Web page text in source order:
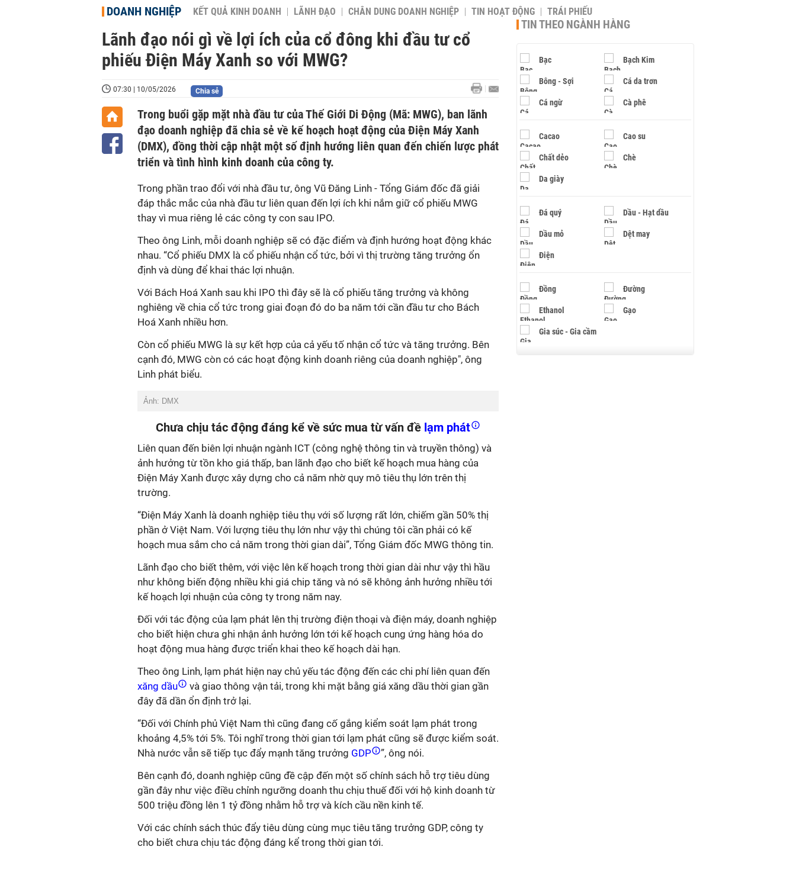
DOANH NGHIỆP KẾT QUẢ KINH DOANH LÃNH ĐẠO CHÂN DUNG DOANH NGHIỆP TIN HOẠT ĐỘNG TRÁI PHIẾU
Lãnh đạo nói gì về lợi ích của cổ đông khi đầu tư cổ
phiếu Điện Máy Xanh so với MWG?
07:30 | 10/05/2026 Chia sẻ
Trong buổi gặp mặt nhà đầu tư của Thế Giới Di Động (Mã: MWG), ban lãnh
đạo doanh nghiệp đã chia sẻ về kế hoạch hoạt động của Điện Máy Xanh
(DMX), đồng thời cập nhật một số định hướng liên quan đến chiến lược phát
triển và tình hình kinh doanh của công ty.
Trong phần trao đổi với nhà đầu tư, ông Vũ Đăng Linh - Tổng Giám đốc đã giải
đáp thắc mắc của nhà đầu tư liên quan đến lợi ích khi nắm giữ cổ phiếu MWG
thay vì mua riêng lẻ các công ty con sau IPO.
Theo ông Linh, mỗi doanh nghiệp sẽ có đặc điểm và định hướng hoạt động khác
nhau. “Cổ phiếu DMX là cổ phiếu nhận cổ tức, bởi vì thị trường tăng trưởng ổn
định và dùng để khai thác lợi nhuận.
Với Bách Hoá Xanh sau khi IPO thì đây sẽ là cổ phiếu tăng trưởng và không
nghiêng về chia cổ tức trong giai đoạn đó do ba năm tới cần đầu tư cho Bách
Hoá Xanh nhiều hơn.
Còn cổ phiếu MWG là sự kết hợp của cả yếu tố nhận cổ tức và tăng trưởng. Bên
cạnh đó, MWG còn có các hoạt động kinh doanh riêng của doanh nghiệp", ông
Linh phát biểu.
Ảnh: DMX
Chưa chịu tác động đáng kể về sức mua từ vấn đề lạm phát
Liên quan đến biên lợi nhuận ngành ICT (công nghệ thông tin và truyền thông) và
ảnh hưởng từ tồn kho giá thấp, ban lãnh đạo cho biết kế hoạch mua hàng của
Điện Máy Xanh được xây dựng cho cả năm nhờ quy mô tiêu thụ lớn trên thị
trường.
“Điện Máy Xanh là doanh nghiệp tiêu thụ với số lượng rất lớn, chiếm gần 50% thị
phần ở Việt Nam. Với lượng tiêu thụ lớn như vậy thì chúng tôi cần phải có kế
hoạch mua sắm cho cả năm trong thời gian dài”, Tổng Giám đốc MWG thông tin.
Lãnh đạo cho biết thêm, với việc lên kế hoạch trong thời gian dài như vậy thì hầu
như không biến động nhiều khi giá chip tăng và nó sẽ không ảnh hưởng nhiều tới
kế hoạch lợi nhuận của công ty trong năm nay.
Đối với tác động của lạm phát lên thị trường điện thoại và điện máy, doanh nghiệp
cho biết hiện chưa ghi nhận ảnh hưởng lớn tới kế hoạch cung ứng hàng hóa do
hoạt động mua hàng được triển khai theo kế hoạch dài hạn.
Theo ông Linh, lạm phát hiện nay chủ yếu tác động đến các chi phí liên quan đến
xăng dầu
và giao thông vận tải, trong khi mặt bằng giá xăng dầu thời gian gần
đây đã dần ổn định trở lại.
“Đối với Chính phủ Việt Nam thì cũng đang cố gắng kiểm soát lạm phát trong
khoảng 4,5% tới 5%. Tôi nghĩ trong thời gian tới lạm phát cũng sẽ được kiểm soát.
Nhà nước vẫn sẽ tiếp tục đẩy mạnh tăng trưởng GDP ”, ông nói.
Bên cạnh đó, doanh nghiệp cũng đề cập đến một số chính sách hỗ trợ tiêu dùng
gần đây như việc điều chỉnh ngưỡng doanh thu chịu thuế đối với hộ kinh doanh từ
500 triệu đồng lên 1 tỷ đồng nhằm hỗ trợ và kích cầu nền kinh tế.
Với các chính sách thúc đẩy tiêu dùng cùng mục tiêu tăng trưởng GDP, công ty
cho biết chưa chịu tác động đáng kể trong thời gian tới.
TIN THEO NGÀNH HÀNG
Bạc Bạch Kim
Bông - Sợi Cá da trơn
Cá ngừ Cà phê
Cacao Cao su
Chất dẻo Chè
Da giày
Đá quý Dầu - Hạt dầu
Dầu mỏ Dệt may
Điện
Đồng Đường
Ethanol Gạo
Gia súc - Gia cầm